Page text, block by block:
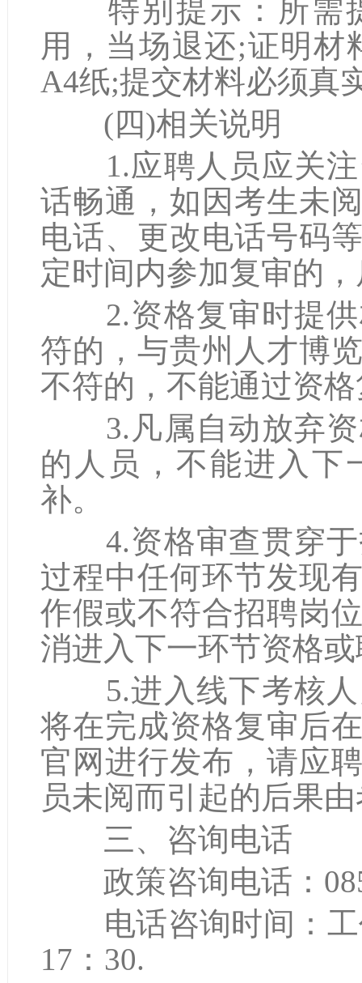
特别提示：所需
用，当场退还;证明材
A4纸;提交材料必须真
(四)相关说明
1.应聘人员应关注
话畅通，如因考生未
电话、更改电话号码
定时间内参加复审的
2.资格复审时提供
符的，与贵州人才博
不符的，不能通过资
3.凡属自动放弃资
的人员，不能进入下
补。
4.资格审查贯穿于
过程中任何环节发现
作假或不符合招聘岗
消进入下一环节资格
5.进入线下考核人
将在完成资格复审后
官网进行发布，请应
员未阅而引起的后果
三、咨询电话
政策咨询电话：
电话咨询时间：工
17：30.